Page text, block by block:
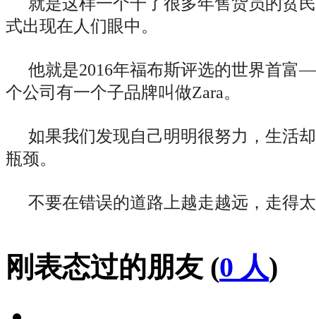
式出现在人们眼中。
他就是2016年福布斯评选的世界首富
个公司有一个子品牌叫做Zara。
如果我们发现自己明明很努力，生活
瓶颈。
不要在错误的道路上越走越远，走得
刚表态过的朋友 (0 人)